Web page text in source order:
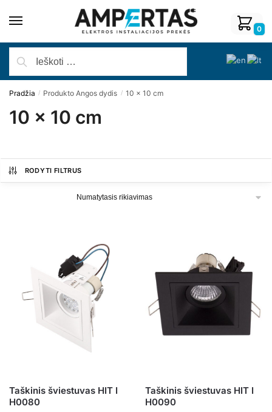
0
Pradžia / Produkto Angos dydis / 10 x 10 cm
10 x 10 cm
RODYTI FILTRUS
Taškinis šviestuvas HIT I
H0080
Taškinis šviestuvas HIT I
H0090